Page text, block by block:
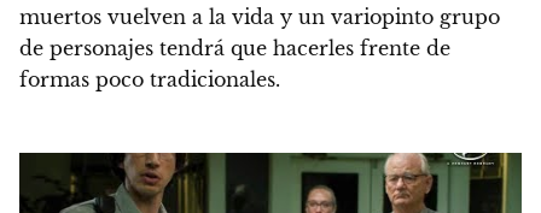
muertos vuelven a la vida y un variopinto grupo
de personajes tendrá que hacerles frente de
formas poco tradicionales.